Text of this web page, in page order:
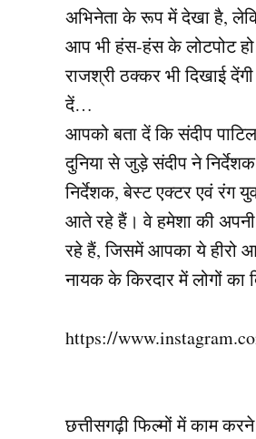
अभिनेता के रूप में देखा है,
आप भी हंस-हंस के लोटपोट हो
राजश्री ठक्कर भी दिखाई
दें…
आपको बता दें कि संदीप
दुनिया से जुड़े संदीप ने
निर्देशक, बेस्ट एक्टर एवं रंग
आते रहे हैं। वे हमेशा की अपनी
रहे हैं, जिसमें आपका ये हीरो
नायक के किरदार में लोगों का
https://
छत्तीसगढ़ी फिल्मों में काम